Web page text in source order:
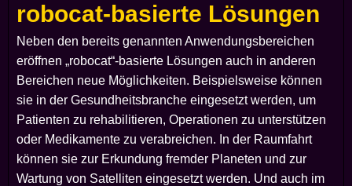
robocat-basierte Lösungen
Neben den bereits genannten Anwendungsbereichen
eröffnen „robocat“-basierte Lösungen auch in anderen
Bereichen neue Möglichkeiten. Beispielsweise können
sie in der Gesundheitsbranche eingesetzt werden, um
Patienten zu rehabilitieren, Operationen zu unterstützen
oder Medikamente zu verabreichen. In der Raumfahrt
können sie zur Erkundung fremder Planeten und zur
Wartung von Satelliten eingesetzt werden. Und auch im